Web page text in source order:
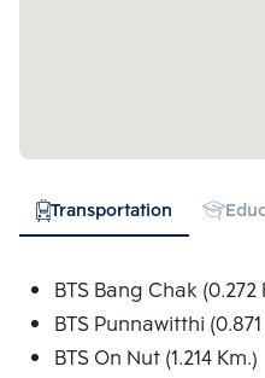
Transportation
BTS Bang Chak (0.272
BTS Punnawitthi
BTS On Nut (1.214 Km.)